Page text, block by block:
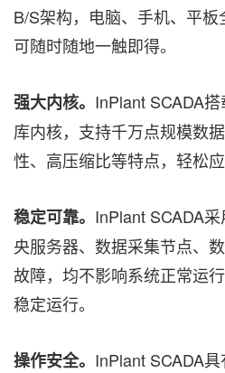
B/S架构，电脑、手机、平
可随时随地一触即得。
强大内核。 InPlant SCADA
库内核，支持千万点规模数
性、高压缩比等特点，轻松
稳定可靠。 InPlant SCADA
央服务器、数据采集节点、
故障，均不影响系统正常运
稳定运行。
操作安全。 InPlant SCADA